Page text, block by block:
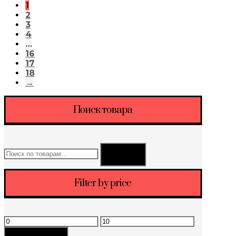
1
2
3
4
…
16
17
18
→
Поиск товара
Искать:
Filter by price
Минимальная
цена
Максимальная